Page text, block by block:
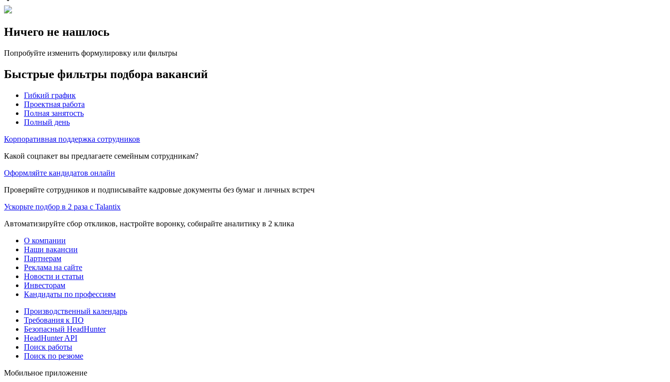
Ничего не нашлось
Попробуйте изменить формулировку или фильтры
Быстрые фильтры подбора вакансий
Гибкий график
Проектная работа
Полная занятость
Полный день
Корпоративная поддержка сотрудников
Какой соцпакет вы предлагаете семейным сотрудникам?
Оформляйте кандидатов онлайн
Проверяйте сотрудников и подписывайте кадровые документы без бумаг и личных встреч
Ускорьте подбор в 2 раза с Talantix
Автоматизируйте сбор откликов, настройте воронку, собирайте аналитику в 2 клика
О компании
Наши вакансии
Партнерам
Реклама на сайте
Новости и статьи
Инвесторам
Кандидаты по профессиям
Производственный календарь
Требования к ПО
Безопасный HeadHunter
HeadHunter API
Поиск работы
Поиск по резюме
Мобильное приложение